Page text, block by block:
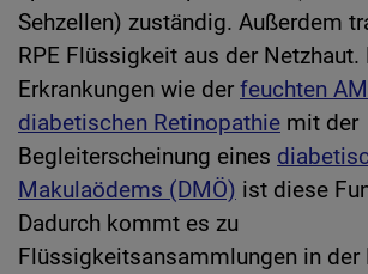
Sehzellen) zuständig. Außerdem
RPE Flüssigkeit aus der Netzhaut.
Erkrankungen wie der feuchten
diabetischen Retinopathie mit der
Begleiterscheinung eines
Makulaödems (DMÖ) ist diese
Dadurch kommt es zu
Flüssigkeitsansammlungen in der